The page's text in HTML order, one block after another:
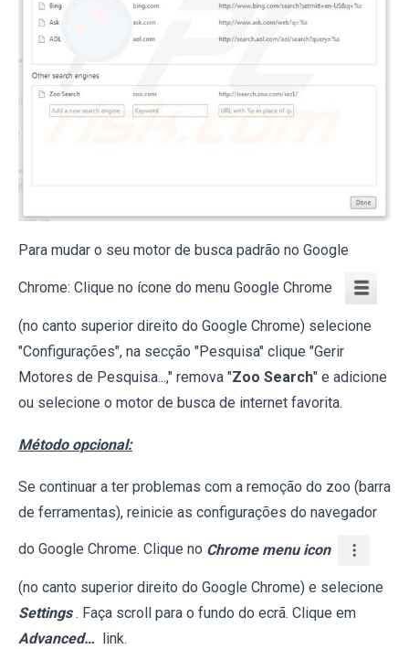
Para mudar o seu motor de busca padrão no Google
Chrome: Clique no ícone do menu Google Chrome
(no canto superior direito do Google Chrome) selecione
"Configurações", na secção "Pesquisa" clique "Gerir
Motores de Pesquisa...," remova "Zoo Search" e adicione
ou selecione o motor de busca de internet favorita.
Método opcional:
Se continuar a ter problemas com a remoção do zoo (barra
de ferramentas), reinicie as configurações do navegador
do Google Chrome. Clique no Chrome menu icon
(no canto superior direito do Google Chrome) e selecione
Settings . Faça scroll para o fundo do ecrã. Clique em
Advanced…
link.